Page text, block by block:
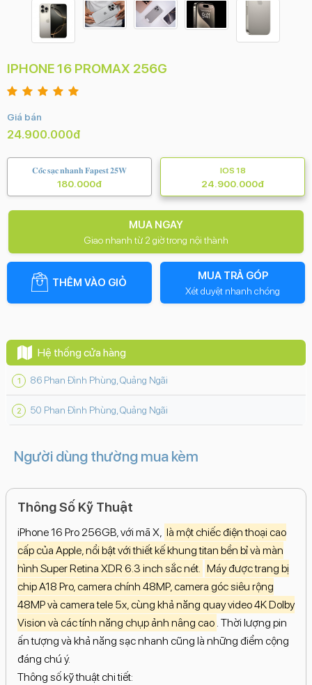
IPHONE 16 PROMAX 256G
Giá bán
24.900.000đ
𝐂𝐨̂́𝐜 𝐬𝐚̣𝐜 𝐧𝐡𝐚𝐧𝐡 𝐅𝐚𝐩𝐞𝐬𝐭 𝟐𝟓𝐖
180.000đ
IOS 18
24.900.000đ
MUA NGAY
Giao nhanh từ 2 giờ trong nội thành
THÊM VÀO GIỎ
MUA TRẢ GÓP
Xét duyệt nhanh chóng
Hệ thống cửa hàng
86 Phan Đình Phùng, Quảng Ngãi
50 Phan Đình Phùng, Quảng Ngãi
Người dùng thường mua kèm
Thông Số Kỹ Thuật
iPhone 16 Pro 256GB, với mã X, là một chiếc điện thoại cao
cấp của Apple, nổi bật với thiết kế khung titan bền bỉ và màn
hình Super Retina XDR 6.3 inch sắc nét. Máy được trang bị
chip A18 Pro, camera chính 48MP, camera góc siêu rộng
48MP và camera tele 5x, cùng khả năng quay video 4K Dolby
Vision và các tính năng chụp ảnh nâng cao . Thời lượng pin
ấn tượng và khả năng sạc nhanh cũng là những điểm cộng
đáng chú ý.
Thông số kỹ thuật chi tiết: